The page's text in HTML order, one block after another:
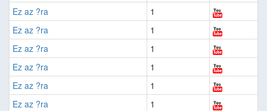
Ez az ?ra
1
Ez az ?ra
1
Ez az ?ra
1
Ez az ?ra
1
Ez az ?ra
1
Ez az ?ra
1